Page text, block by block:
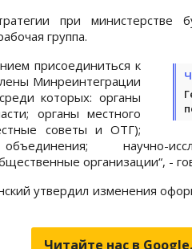
при министерстве
группа.
присоединиться к
Минреинтеграции
которых: органы
органы местного
советы и ОТГ);
научно-
организации“, -
утвердил изменения
Читайте нас в